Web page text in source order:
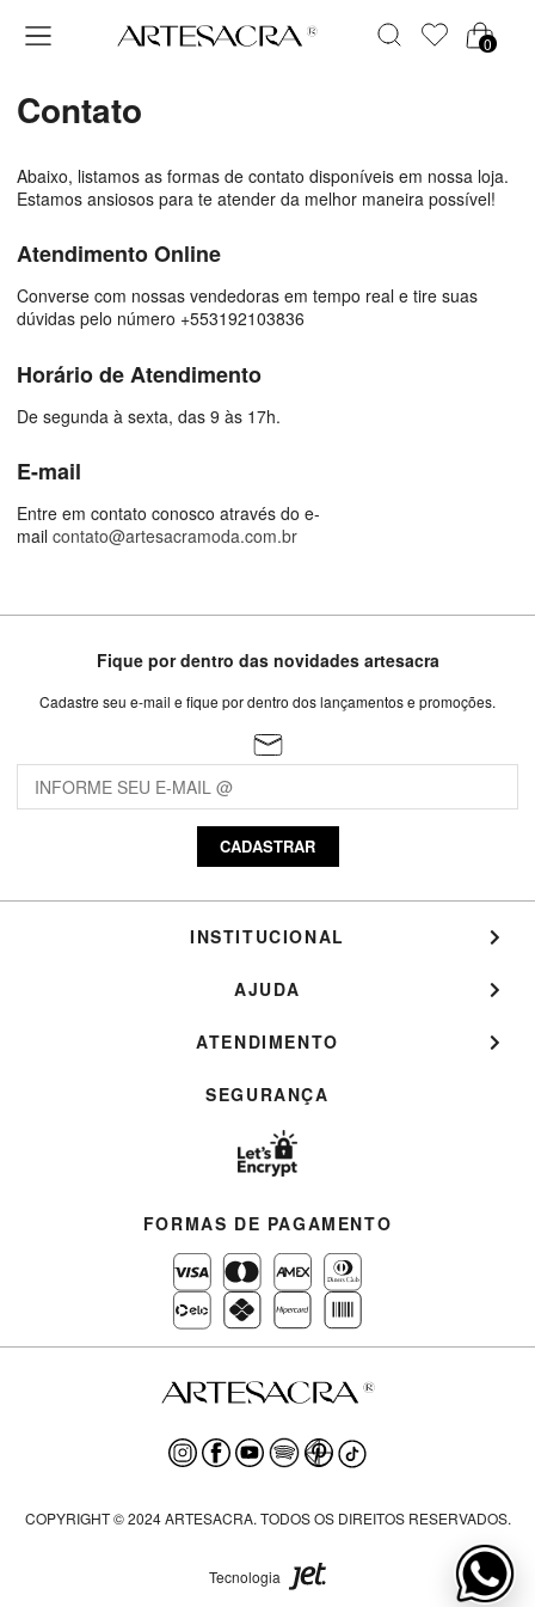
0
Contato
Abaixo, listamos as formas de contato disponíveis em nossa loja.
Estamos ansiosos para te atender da melhor maneira possível!
Atendimento Online
Converse com nossas vendedoras em tempo real e tire suas
dúvidas pelo número +553192103836
Horário de Atendimento
De segunda à sexta, das 9 às 17h.
E-mail
Entre em contato conosco através do e-
mail contato@artesacramoda.com.br
Fique por dentro das novidades artesacra
Cadastre seu e-mail e fique por dentro dos lançamentos e promoções.
CADASTRAR
INSTITUCIONAL
AJUDA
ATENDIMENTO
SEGURANÇA
FORMAS DE PAGAMENTO
COPYRIGHT © 2024 ARTESACRA. TODOS OS DIREITOS RESERVADOS.
Tecnologia